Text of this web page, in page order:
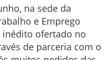
na sede da
e Emprego
inédito ofertado no
de parceria com o